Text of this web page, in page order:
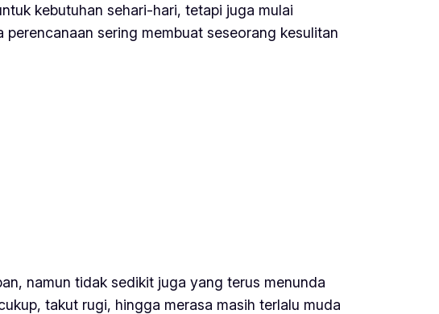
kebutuhan sehari-hari, tetapi juga mulai
sering membuat seseorang kesulitan
namun tidak sedikit juga yang terus menunda
takut rugi, hingga merasa masih terlalu muda